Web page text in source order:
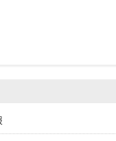
查公示
建）地块土壤污染状况
区）地块土壤污染状况
区）地块土壤污染状况调
社区）地块土壤污染状况
3）地块土壤污染状况调
4）地块土壤污染状况调